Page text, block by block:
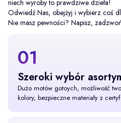
niech wyroby to prawdziwe dzieła!
Odwiedź Nas, obejżyj i wybierz coś
Nie masz pewności? Napisz,
01
Szeroki wybór
Dużo motów gotoych, możliwość
kolory, bezpieczne materiały z